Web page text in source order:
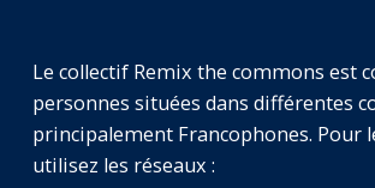
Le collectif Remix the commons est
personnes situées dans différentes
principalement Francophones. Pour
utilisez les réseaux :